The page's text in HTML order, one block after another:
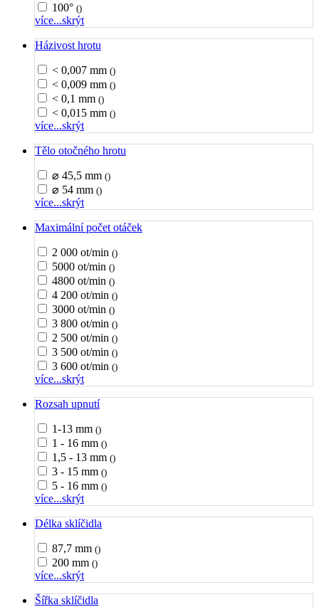
100° ()
více...skrýt
Házivost hrotu
< 0,007 mm ()
< 0,009 mm ()
< 0,1 mm ()
< 0,015 mm ()
více...skrýt
Tělo otočného hrotu
⌀ 45,5 mm ()
⌀ 54 mm ()
více...skrýt
Maximální počet otáček
2 000 ot/min ()
5000 ot/min ()
4800 ot/min ()
4 200 ot/min ()
3000 ot/min ()
3 800 ot/min ()
2 500 ot/min ()
3 500 ot/min ()
3 600 ot/min ()
více...skrýt
Rozsah upnutí
1-13 mm ()
1 - 16 mm ()
1,5 - 13 mm ()
3 - 15 mm ()
5 - 16 mm ()
více...skrýt
Délka sklíčidla
87,7 mm ()
200 mm ()
více...skrýt
Šířka sklíčidla